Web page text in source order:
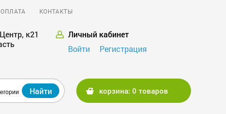
КОНТАКТЫ
к21
Личный кабинет
Войти
Регистрация
корзина: 0 товаров
Найти